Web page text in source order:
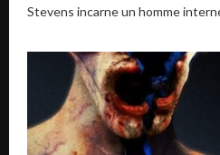
Stevens incarne un homme